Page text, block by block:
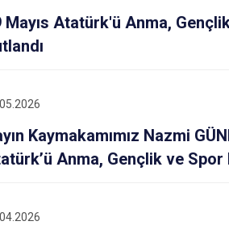
Mayıs Atatürk'ü Anma,
Kaymakamımız Nazmi
Anma, Gençlik ve Spor